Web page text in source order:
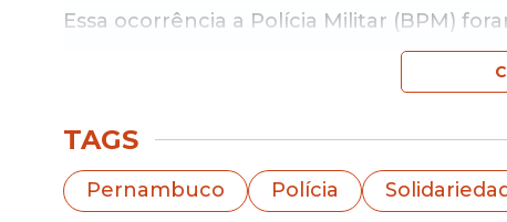
Essa ocorrência a Polícia Militar (BPM)
gestante em trabalho de parto, 19 de
TAGS
Pernambuco Polícia